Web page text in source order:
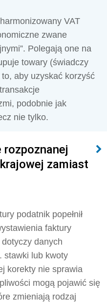
VAT
zwane
Polegają one na
towary (świadczy
to, aby uzyskać korzyść
podobnie jak
nie tylko.
rozpoznanej
zamiast
podatnik popełnił
faktury
dotyczy danych
stawki lub kwoty
korekty nie sprawia
mogą pojawić się
zmieniają rodzaj